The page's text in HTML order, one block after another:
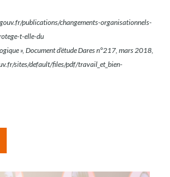
publications/changements-organisationnels-
t-elle-du
», Document d’étude Dares n°217, mars 2018,
sites/default/files/pdf/travail_et_bien-